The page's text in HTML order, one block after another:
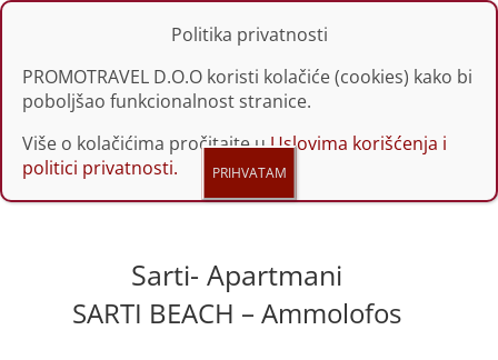
Sarti- Apartmani
SARTI BEACH – Ammolofos
Politika privatnosti
PROMOTRAVEL D.O.O koristi kolačiće (cookies) kako bi
poboljšao funkcionalnost stranice.
Više o kolačićima pročitajte uUslovima korišćenja i
politici privatnosti.